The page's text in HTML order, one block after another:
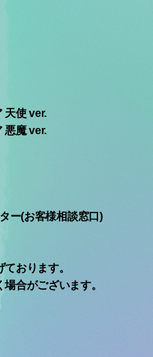
天使 ver.
悪魔 ver.
ー(お客様相談窓口)
おります。
合がございます。